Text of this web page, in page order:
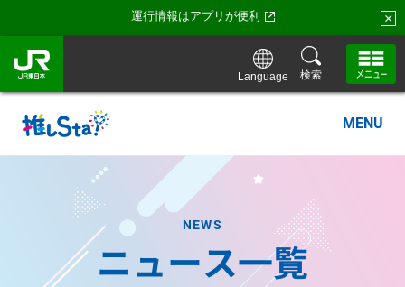
運行情報はアプリが便利 ×
Language 検索
MENU
NEWS
ニュース一覧